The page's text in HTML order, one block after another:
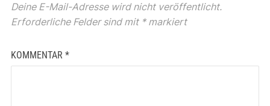
Deine E-Mail-Adresse wird nicht veröffentlicht.
Erforderliche Felder sind mit *markiert
KOMMENTAR *